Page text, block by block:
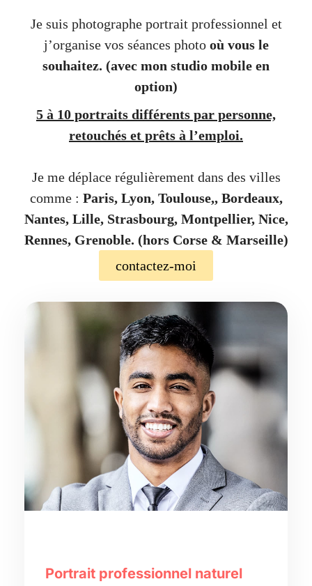
Je suis photographe portrait professionnel et
j’organise vos séances photo où vous le
souhaitez. (avec mon studio mobile en
option)
5 à 10 portraits différents par personne,
retouchés et prêts à l’emploi.
Je me déplace régulièrement dans des villes
comme : Paris, Lyon, Toulouse,, Bordeaux,
Nantes, Lille, Strasbourg, Montpellier, Nice,
Rennes, Grenoble. (hors Corse & Marseille)
contactez-moi
Portrait professionnel naturel